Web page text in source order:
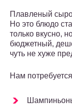
Плавленый
Но это блюдо
только вкусно,
бюджетный,
чуть не хуже
Нам